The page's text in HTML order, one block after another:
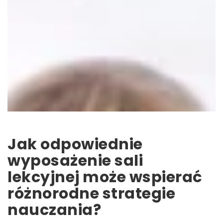
Jak odpowiednie
wyposażenie sali
lekcyjnej może wspierać
różnorodne strategie
nauczania?